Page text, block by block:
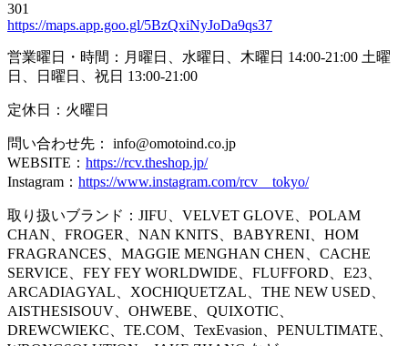
301
https://maps.app.goo.gl/5BzQxiNyJoDa9qs37
営業曜日・時間：月曜日、水曜日、木曜日 14:00-21:00 土曜
日、日曜日、祝日 13:00-21:00
定休日：火曜日
問い合わせ先： info@omotoind.co.jp
WEBSITE： https://rcv.theshop.jp/
Instagram： https://www.instagram.com/rcv__tokyo/
取り扱いブランド：JIFU、VELVET GLOVE、POLAM
CHAN、FROGER、NAN KNITS、BABYRENI、HOM
FRAGRANCES、MAGGIE MENGHAN CHEN、CACHE
SERVICE、FEY FEY WORLDWIDE、FLUFFORD、E23、
ARCADIAGYAL、XOCHIQUETZAL、THE NEW USED、
AISTHESISOUV、OHWEBE、QUIXOTIC、
DREWCWIEKC、TE.COM、TexEvasion、PENULTIMATE、